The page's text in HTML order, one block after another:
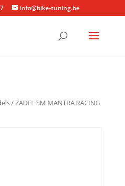
info@bike-tuning.be
/ ZADEL SM MANTRA RACING